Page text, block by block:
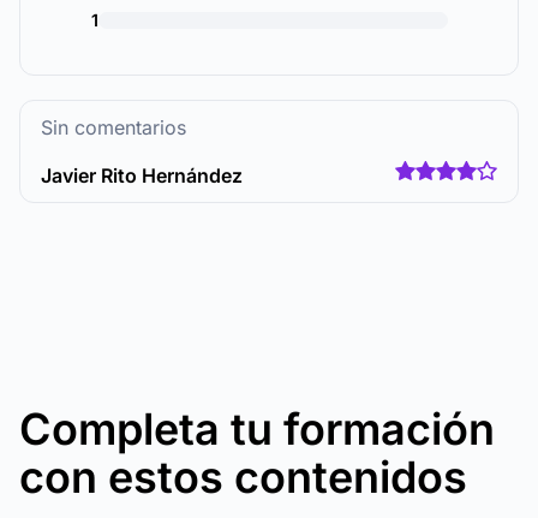
1
Sin comentarios
Javier Rito Hernández
Completa tu formación
con estos contenidos